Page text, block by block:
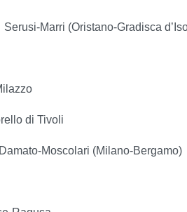
Serusi-Marri (Oristano-Gradisca
di Tivoli
Moscolari (Milano-Bergamo)